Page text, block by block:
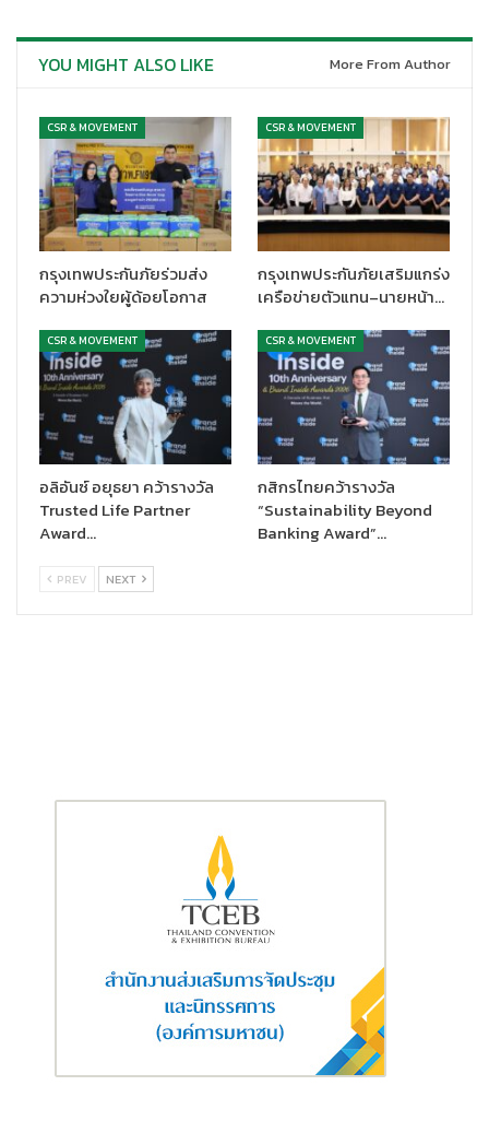
เงื่อนไขเป็นไปตามที่บริษัทฯ กำหนด สอบถามรายละเอียดเพิ่มเติมที่ศูนย์บริการ
ลูกค้าสามารถตรวจสอบหมายเลขตัวถังได้ในหนังสือรับประกันหน้าที่สอง
YOU MIGHT ALSO LIKE More From Author
CSR & MOVEMENT
กรุงเทพประกันภัยร่วมส่ง
ความห่วงใยผู้ด้อยโอกาส
CSR & MOVEMENT
กรุงเทพประกันภัยเสริมแกร่ง
เครือข่ายตัวแทน–นายหน้า…
CSR & MOVEMENT
อลิอันซ์ อยุธยา คว้ารางวัล
Trusted Life Partner
Award…
CSR & MOVEMENT
กสิกรไทยคว้ารางวัล
“Sustainability Beyond
Banking Award”…
PREV NEXT